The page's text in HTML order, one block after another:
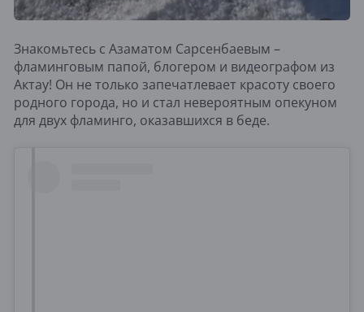
Знакомьтесь с Азаматом Сарсенбаевым –
фламинговым папой, блогером и видеографом из
Актау! Он не только запечатлевает красоту своего
родного города, но и стал невероятным опекуном
для двух фламинго, оказавшихся в беде.